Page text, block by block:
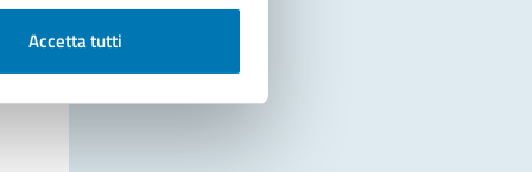
Accetta tutti